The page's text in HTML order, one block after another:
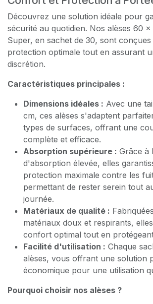
Découvrez une solution idéale pour
sécurité au quotidien. Nos alèses 60 x
Super, en sachet de 30, sont
protection optimale tout en assurant
discrétion.
Caractéristiques principales :
Dimensions idéales : Avec une
cm, ces alèses s'adaptent
types de surfaces, offrant une
complète et efficace.
Absorption supérieure : Grâce à
d'absorption élevée, elles
protection maximale contre les
permettant de rester serein tout
journée.
Matériaux de qualité :
matériaux doux et respirants,
confort optimal tout en
Facilité d'utilisation : Chaque
alèses, vous offrant une solution
économique pour une utilisation
Pourquoi choisir nos alèses ?